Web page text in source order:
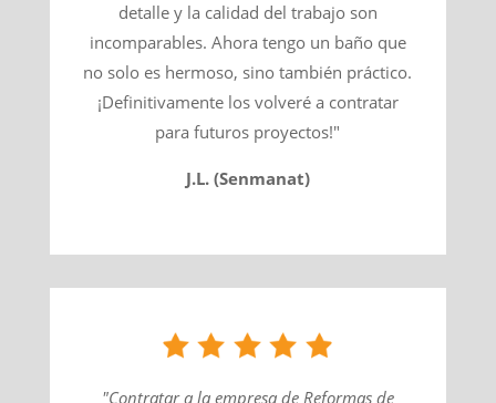
detalle y la calidad del trabajo son
incomparables. Ahora tengo un baño que
no solo es hermoso, sino también práctico.
¡Definitivamente los volveré a contratar
para futuros proyectos!"
J.L. (Senmanat)
"Contratar a la empresa de Reformas de